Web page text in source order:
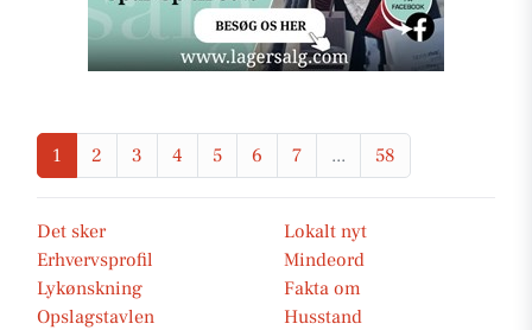
1 2 3 4 5 6 7 ... 58
Det sker
Lokalt nyt
Erhvervsprofil
Mindeord
Lykønskning
Fakta om
Opslagstavlen
Husstand